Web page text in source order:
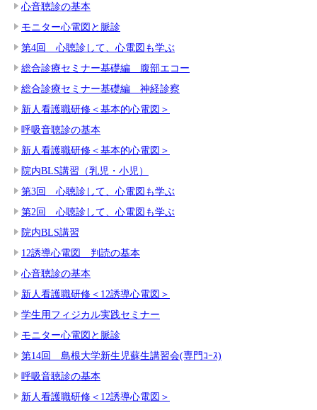
心音聴診の基本
モニター心電図と脈診
第4回 心聴診して、心電図も学ぶ
総合診療セミナー基礎編 腹部エコー
総合診療セミナー基礎編 神経診察
新人看護職研修＜基本的心電図＞
呼吸音聴診の基本
新人看護職研修＜基本的心電図＞
院内BLS講習（乳児・小児）
第3回 心聴診して、心電図も学ぶ
第2回 心聴診して、心電図も学ぶ
院内BLS講習
12誘導心電図 判読の基本
心音聴診の基本
新人看護職研修＜12誘導心電図＞
学生用フィジカル実践セミナー
モニター心電図と脈診
第14回 島根大学新生児蘇生講習会(専門ｺｰｽ)
呼吸音聴診の基本
新人看護職研修＜12誘導心電図＞